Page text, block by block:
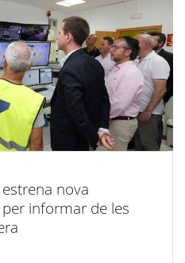
nova
informar de les